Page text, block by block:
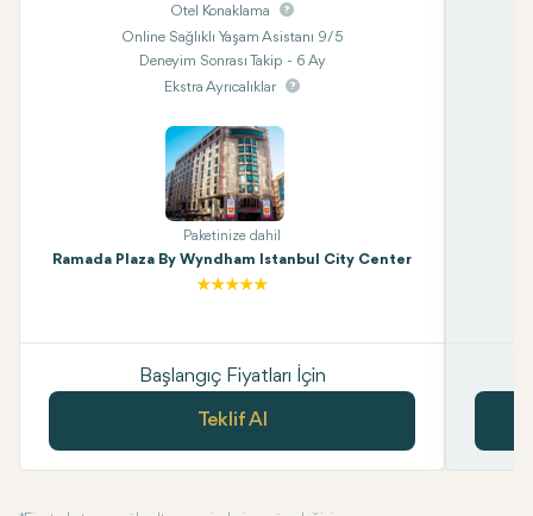
Otel Konaklama
Online Sağlıklı Yaşam Asistanı 9/5
Deneyim Sonrası Takip - 6 Ay
Ekstra Ayrıcalıklar
Paketinize dahil
Ramada Plaza By Wyndham Istanbul City Center
Başlangıç Fiyatları İçin
Teklif Al